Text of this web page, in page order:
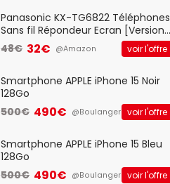
Panasonic KX-TG6822 Téléphones
Sans fil Répondeur Ecran [Version
Française]
48€ 32€ @Amazon voir l'offre
Smartphone APPLE iPhone 15 Noir
128Go
500€ 490€ @Boulanger voir l'offre
Smartphone APPLE iPhone 15 Bleu
128Go
500€ 490€ @Boulanger voir l'offre